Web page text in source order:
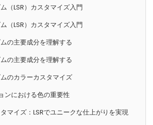
（LSR）カスタマイズ入門
（LSR）カスタマイズ入門
の主要成分を理解する
の主要成分を理解する
のカラーカスタマイズ
ンにおける色の重要性
マイズ：LSRでユニークな仕上がりを実現